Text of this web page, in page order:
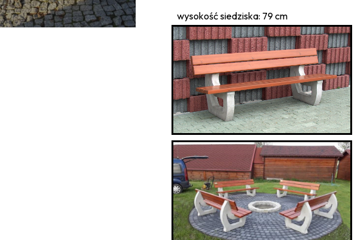
wysokość siedziska: 79 cm